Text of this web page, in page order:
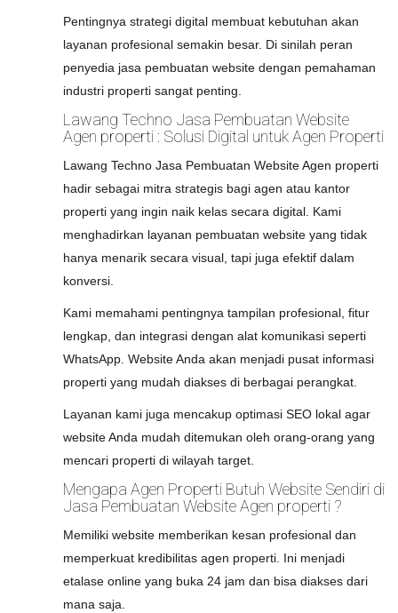
Pentingnya strategi digital membuat kebutuhan akan
layanan profesional semakin besar. Di sinilah peran
penyedia jasa pembuatan website dengan pemahaman
industri properti sangat penting.
Lawang Techno Jasa Pembuatan Website
Agen properti : Solusi Digital untuk Agen Properti
Lawang Techno Jasa Pembuatan Website Agen properti
hadir sebagai mitra strategis bagi agen atau kantor
properti yang ingin naik kelas secara digital. Kami
menghadirkan layanan pembuatan website yang tidak
hanya menarik secara visual, tapi juga efektif dalam
konversi.
Kami memahami pentingnya tampilan profesional, fitur
lengkap, dan integrasi dengan alat komunikasi seperti
WhatsApp. Website Anda akan menjadi pusat informasi
properti yang mudah diakses di berbagai perangkat.
Layanan kami juga mencakup optimasi SEO lokal agar
website Anda mudah ditemukan oleh orang-orang yang
mencari properti di wilayah target.
Mengapa Agen Properti Butuh Website Sendiri di
Jasa Pembuatan Website Agen properti ?
Memiliki website memberikan kesan profesional dan
memperkuat kredibilitas agen properti. Ini menjadi
etalase online yang buka 24 jam dan bisa diakses dari
mana saja.